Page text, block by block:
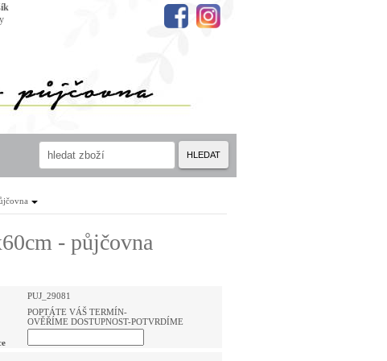
- půjčovna
PUJ_29081
POPTÁTE VÁŠ TERMÍN-
OVĚŘÍME DOSTUPNOST-POTVRDÍME
HLEDAT